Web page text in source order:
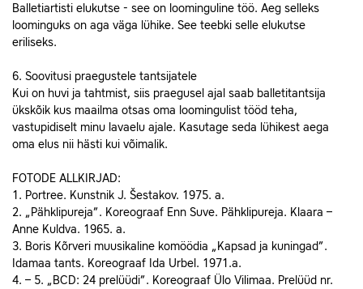
Balletiartisti elukutse - see on loominguline töö. Aeg selleks
loominguks on aga väga lühike. See teebki selle elukutse
eriliseks.
6. Soovitusi praegustele tantsijatele
Kui on huvi ja tahtmist, siis praegusel ajal saab balletitantsija
ükskõik kus maailma otsas oma loomingulist tööd teha,
vastupidiselt minu lavaelu ajale. Kasutage seda lühikest aega
oma elus nii hästi kui võimalik.
FOTODE ALLKIRJAD:
1. Portree. Kunstnik J. Šestakov. 1975. a.
2. „Pähklipureja”. Koreograaf Enn Suve. Pähklipureja. Klaara –
Anne Kuldva. 1965. a.
3. Boris Kõrveri muusikaline komöödia „Kapsad ja kuningad”.
Idamaa tants. Koreograaf Ida Urbel. 1971.a.
4. – 5. „BCD: 24 prelüüdi”. Koreograaf Ülo Vilimaa. Prelüüd nr.